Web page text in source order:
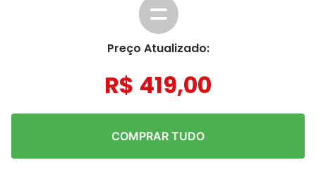
Preço Atualizado:
R$ 419,00
COMPRAR TUDO